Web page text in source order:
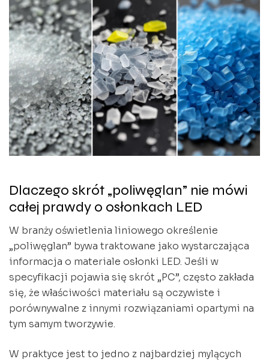
Dlaczego skrót „poliwęglan” nie mówi
całej prawdy o osłonkach LED
W branży oświetlenia liniowego określenie
„poliwęglan” bywa traktowane jako wystarczająca
informacja o materiale osłonki LED. Jeśli w
specyfikacji pojawia się skrót „PC”, często zakłada
się, że właściwości materiału są oczywiste i
porównywalne z innymi rozwiązaniami opartymi na
tym samym tworzywie.
W praktyce jest to jedno z najbardziej mylących